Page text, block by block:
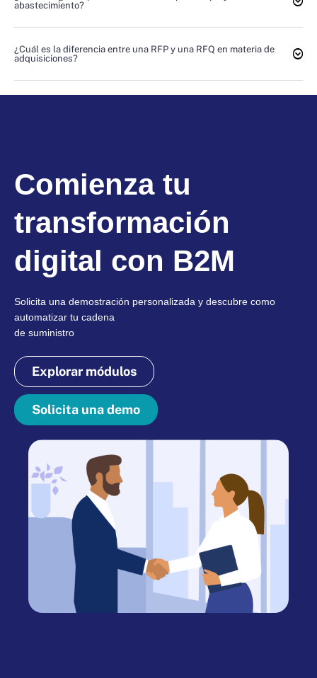
abastecimiento?
¿Cuál es la diferencia entre una RFP y una RFQ en materia de
adquisiciones?
Comienza tu
transformación
digital con B2M
Solicita una demostración personalizada y descubre como
automatizar tu cadena
de suministro
Explorar módulos
Solicita una demo